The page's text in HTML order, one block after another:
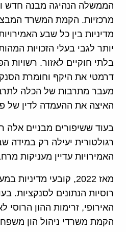
הממשלה הנהיגה מבנה חדש
מדיניות בין כל שבע
בלתי חוקיים לאזור. רשויות
דרמטי את היקף וחומרת
האיצה את ההעמדה לדין של
בעוד ששיפורים מבניים אלה
רגולטורית יעילה רק במידה
האמירויות עדיין מעניקות
מאז 2022, קובעי
רוסיות הנתונים לסנקציות.
האירופי, זרימות ההון
הקמת משרדי ניהול הון